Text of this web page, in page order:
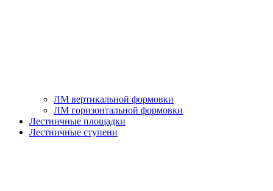
ЛМ вертикальной формовки
ЛМ горизонтальной формовки
Лестничные площадки
Лестничные ступени